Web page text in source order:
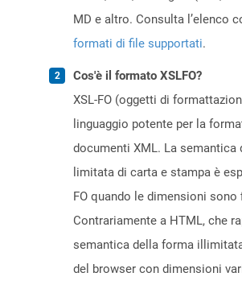
MD e altro. Consulta l’elenco
formati di file supportati.
Cos'è il formato XSLFO?
XSL-FO (oggetti di
linguaggio potente per la
documenti XML. La semantica
limitata di carta e stampa è
FO quando le dimensioni sono
Contrariamente a HTML, che
semantica della forma
del browser con dimensioni